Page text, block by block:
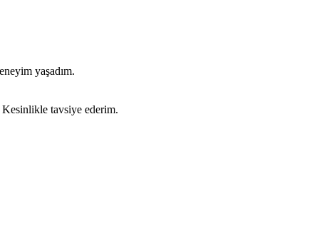
yaşadım.
Kesinlikle tavsiye ederim.